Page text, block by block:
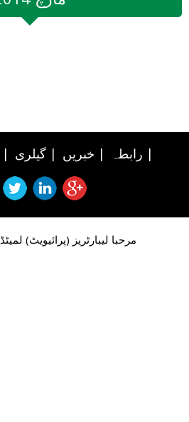
| گیلری | خبریں | رابطہ |
© 2014 - 2026 مرحبا لیبارٹریز (پرائیویٹ) لمیٹڈ